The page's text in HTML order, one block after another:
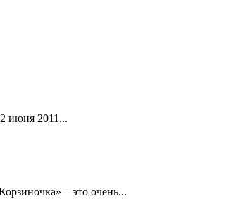
июня 2011...
– это очень...